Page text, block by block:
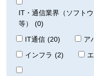
IT・通信業界（ソフト
等）
(0)
IT通信 (20) ア
インフラ (2)